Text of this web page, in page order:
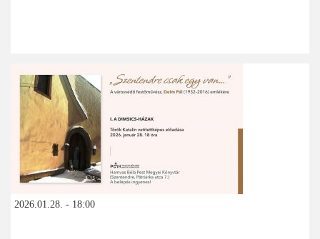
2026.01.28. - 18:00